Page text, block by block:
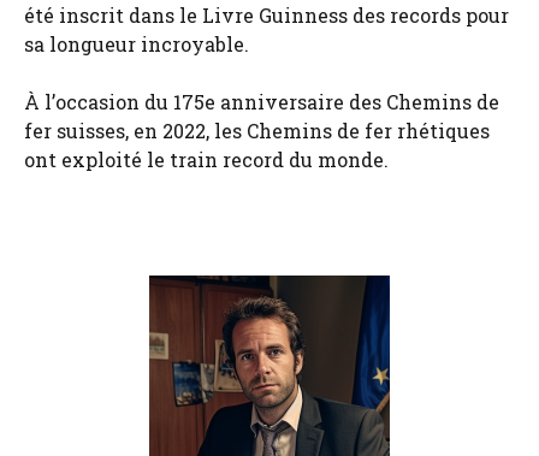
été inscrit dans le Livre Guinness des records pour
sa longueur incroyable.
À l’occasion du 175e anniversaire des Chemins de
fer suisses, en 2022, les Chemins de fer rhétiques
ont exploité le train record du monde.